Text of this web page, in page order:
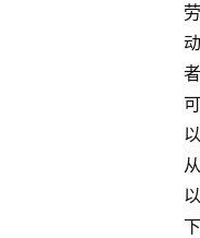
劳
动
者
可
以
从
以
下